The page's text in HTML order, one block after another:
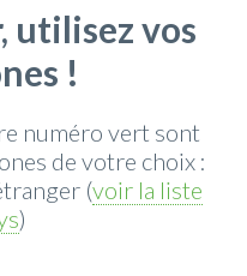
utilisez vos
!
numéro vert sont
de votre choix :
(voir la liste
)